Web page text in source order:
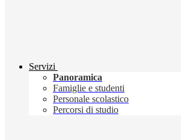
Servizi
Panoramica
Famiglie e studenti
Personale scolastico
Percorsi di studio